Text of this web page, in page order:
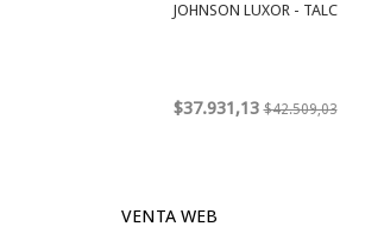
JOHNSON LUXOR - TALC
$37.931,13 $42.509,03
VENTA WEB